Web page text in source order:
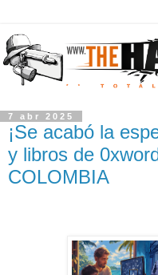
7 abr 2025
¡Se acabó la
y libros de
COLOMBIA